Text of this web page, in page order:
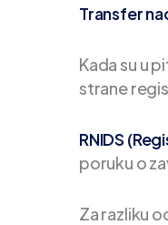
Transfer
Kada su u
strane
RNIDS
poruku o
Za razliku